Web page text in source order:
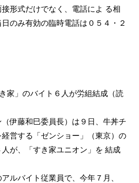
形式だけでなく、電話によ る相
のみ有効の臨時電話は０５４・２
家」のバイト６人が労組結成（読
伊藤和巳委員長）は９日、牛丼チ
営する「ゼンショー」（東京）の
が、「すき家ユニオン」を 結成
ルバイト従業員で、今年７月、